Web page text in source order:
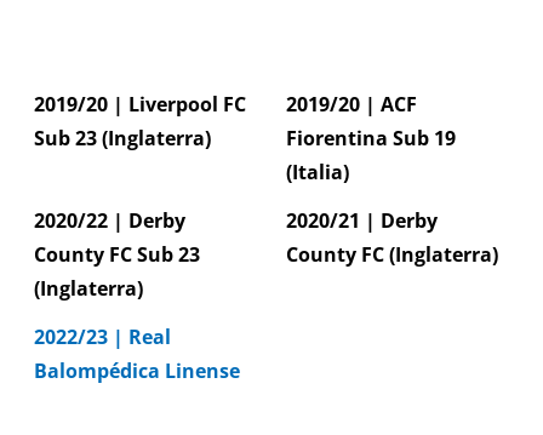
2019/20 | Liverpool FC
Sub 23 (Inglaterra)
2019/20 | ACF
Fiorentina Sub 19
(Italia)
2020/22 | Derby
County FC Sub 23
(Inglaterra)
2020/21 | Derby
County FC (Inglaterra)
2022/23 | Real
Balompédica Linense